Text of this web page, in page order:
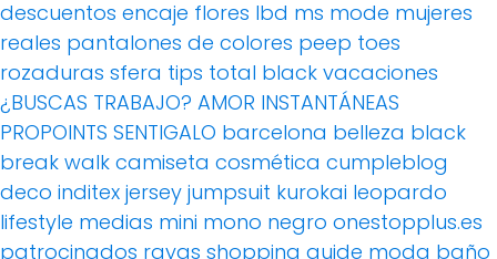
descuentos encaje flores lbd ms mode mujeres
reales pantalones de colores peep toes
rozaduras sfera tips total black vacaciones
¿BUSCAS TRABAJO? AMOR INSTANTÁNEAS
PROPOINTS SENTIGALO barcelona belleza black
break walk camiseta cosmética cumpleblog
deco inditex jersey jumpsuit kurokai leopardo
lifestyle medias mini mono negro onestopplus.es
patrocinados rayas shopping guide moda baño